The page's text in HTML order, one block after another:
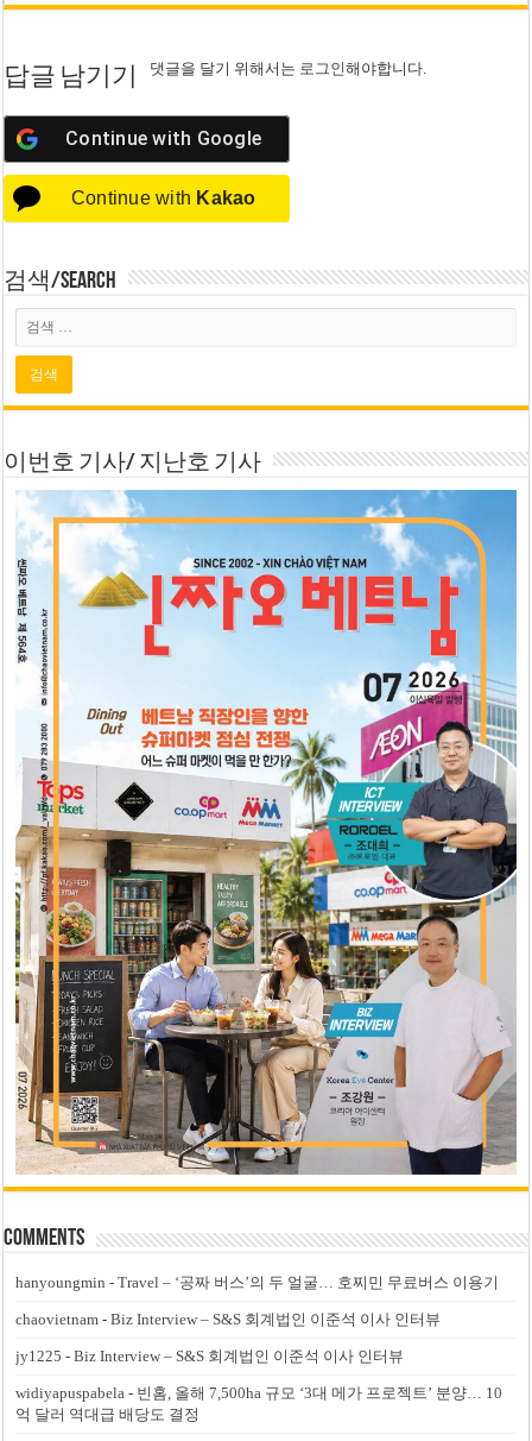
답글 남기기 댓글을 달기 위해서는 로그인해야합니다.
Continue with Google
Continue with Kakao
검색/Search
이번호 기사/ 지난호 기사
Comments
hanyoungmin -Travel – ‘공짜 버스’의 두 얼굴… 호찌민 무료버스 이용기
chaovietnam -Biz Interview – S&S 회계법인 이준석 이사 인터뷰
jy1225 -Biz Interview – S&S 회계법인 이준석 이사 인터뷰
widiyapuspabela - 빈홈, 올해 7,500ha 규모 ‘3대 메가 프로젝트’ 분양… 10
억 달러 역대급 배당도 결정